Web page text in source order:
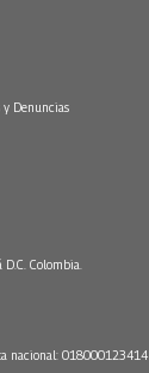
y Denuncias
Colombia.
nacional: 018000123414